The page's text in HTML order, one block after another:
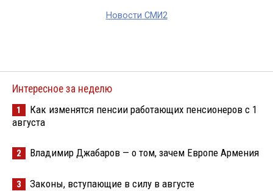
Новости СМИ2
Интересное за неделю
1
Как изменятся пенсии работающих пенсионеров с 1
августа
2 Владимир Джабаров — о том, зачем Европе Армения
3 Законы, вступающие в силу в августе